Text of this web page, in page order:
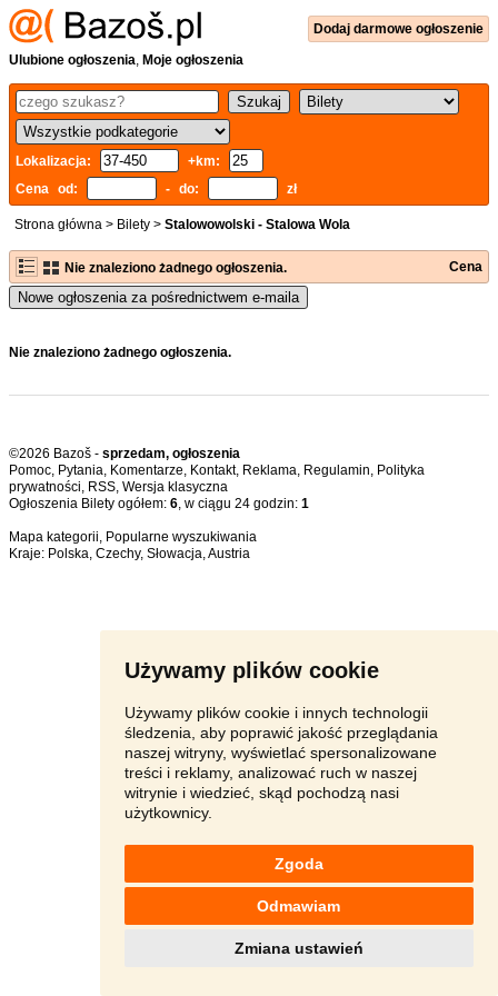
Używamy plików cookie
Używamy plików cookie i innych technologii
śledzenia, aby poprawić jakość przeglądania
naszej witryny, wyświetlać spersonalizowane
treści i reklamy, analizować ruch w naszej
witrynie i wiedzieć, skąd pochodzą nasi
użytkownicy.
Zgoda
Odmawiam
Zmiana ustawień
Dodaj darmowe ogłoszenie
Ulubione ogłoszenia, Moje ogłoszenia
Lokalizacja:
+km:
Cena od:
- do: zł
Strona główna > Bilety > Stalowowolski - Stalowa Wola
Nie znaleziono żadnego ogłoszenia. Cena
Nowe ogłoszenia za pośrednictwem e-maila
Nie znaleziono żadnego ogłoszenia.
©2026 Bazoš - sprzedam, ogłoszenia
Pomoc, Pytania, Komentarze, Kontakt, Reklama, Regulamin, Polityka
prywatności, RSS,
Ogłoszenia Bilety ogółem: 6, w ciągu 24 godzin: 1
Mapa kategorii, Popularne wyszukiwania
Kraje: Polska, Czechy, Słowacja,Austria